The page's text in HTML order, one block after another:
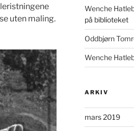
uten maling.
Wenche
på biblioteket
Oddbjørn
Wenche
ARKIV
mars 2019